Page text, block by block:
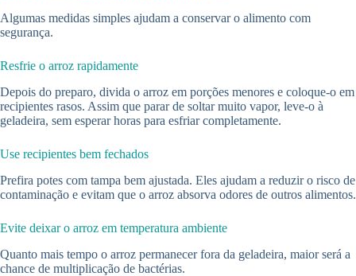
Algumas medidas simples ajudam a conservar o alimento com
segurança.
Resfrie o arroz rapidamente
Depois do preparo, divida o arroz em porções menores e coloque-o em
recipientes rasos. Assim que parar de soltar muito vapor, leve-o à
geladeira, sem esperar horas para esfriar completamente.
Use recipientes bem fechados
Prefira potes com tampa bem ajustada. Eles ajudam a reduzir o risco de
contaminação e evitam que o arroz absorva odores de outros alimentos.
Evite deixar o arroz em temperatura ambiente
Quanto mais tempo o arroz permanecer fora da geladeira, maior será a
chance de multiplicação de bactérias.